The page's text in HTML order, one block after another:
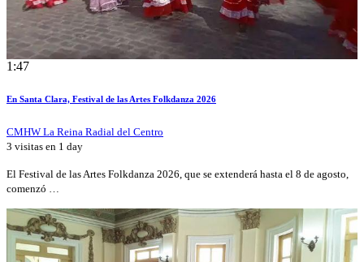
1:47
En Santa Clara, Festival de las Artes Folkdanza 2026
CMHW La Reina Radial del Centro
3 visitas en 1 day
El Festival de las Artes Folkdanza 2026, que se extenderá hasta el 8 de agosto,
comenzó …